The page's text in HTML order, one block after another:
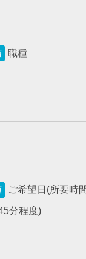
職種
ご希望日(所要時
分程度)